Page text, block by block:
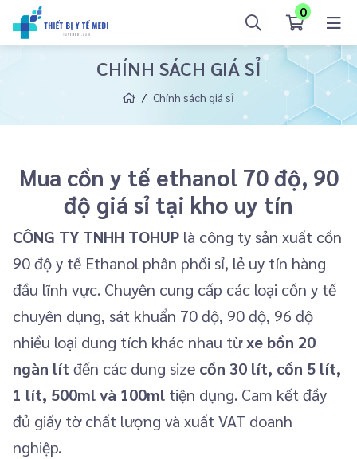
0
CHÍNH SÁCH GIÁ SỈ
Chính sách giá sỉ
Mua cồn y tế ethanol 70 độ, 90
độ giá sỉ tại kho uy tín
CÔNG TY TNHH TOHUP là công ty sản xuất cồn
90 độ y tế Ethanol phân phối sỉ, lẻ uy tín hàng
đầu lĩnh vực. Chuyên cung cấp các loại cồn y tế
chuyên dụng, sát khuẩn 70 độ, 90 độ, 96 độ
nhiều loại dung tích khác nhau từxe bồn 20
ngàn lít đến các dung size cồn 30 lít, cồn 5 lít,
1 lít, 500ml và 100ml tiện dụng. Cam kết đầy
đủ giấy tờ chất lượng và xuất VAT doanh
nghiệp.